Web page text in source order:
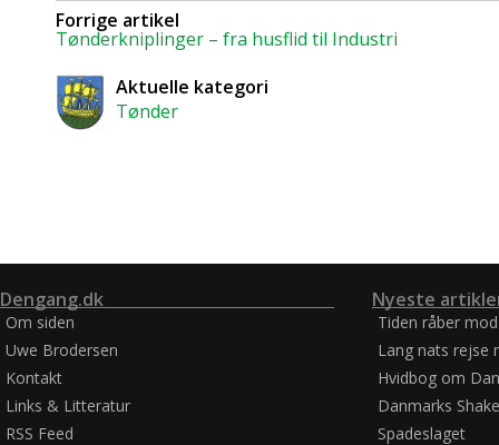
Forrige artikel
Tønderkniplinger – fra husflid til Industri
Aktuelle kategori
Tønder
Dengang.dk
Om siden
Uwe Brodersen
Kontakt
Links & Litteratur
RSS Feed
Nyeste
Tiden råber
Lang nats rejse
Hvidbog om
Danmarks
Spadeslaget